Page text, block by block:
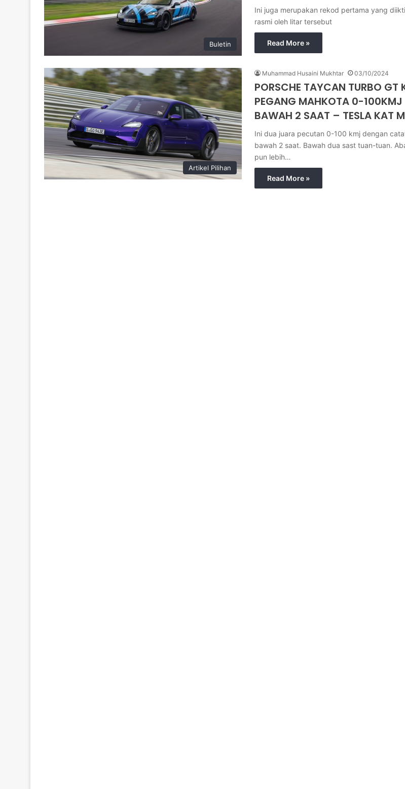
Buletin
Ini juga merupakan rekod pertama yang
rasmi oleh litar tersebut
Read More »
Artikel Pilihan
Muhammad Husaini Mukhtar 03/10/2024
PORSCHE TAYCAN TURBO GT
PEGANG MAHKOTA 0-100KMJ
BAWAH 2 SAAT – TESLA KAT
Ini dua juara pecutan 0-100 kmj dengan
bawah 2 saat. Bawah dua sast tuan-tuan.
pun lebih…
Read More »